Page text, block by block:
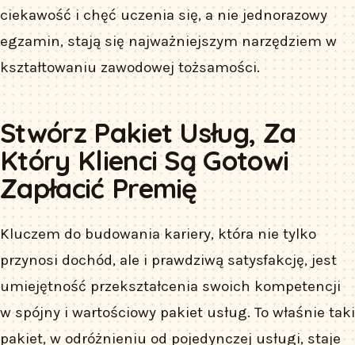
ciekawość i chęć uczenia się, a nie jednorazowy
egzamin, stają się najważniejszym narzędziem w
kształtowaniu zawodowej tożsamości.
Stwórz Pakiet Usług, Za
Który Klienci Są Gotowi
Zapłacić Premię
Kluczem do budowania kariery, która nie tylko
przynosi dochód, ale i prawdziwą satysfakcję, jest
umiejętność przekształcenia swoich kompetencji
w spójny i wartościowy pakiet usług. To właśnie taki
pakiet, w odróżnieniu od pojedynczej usługi, staje